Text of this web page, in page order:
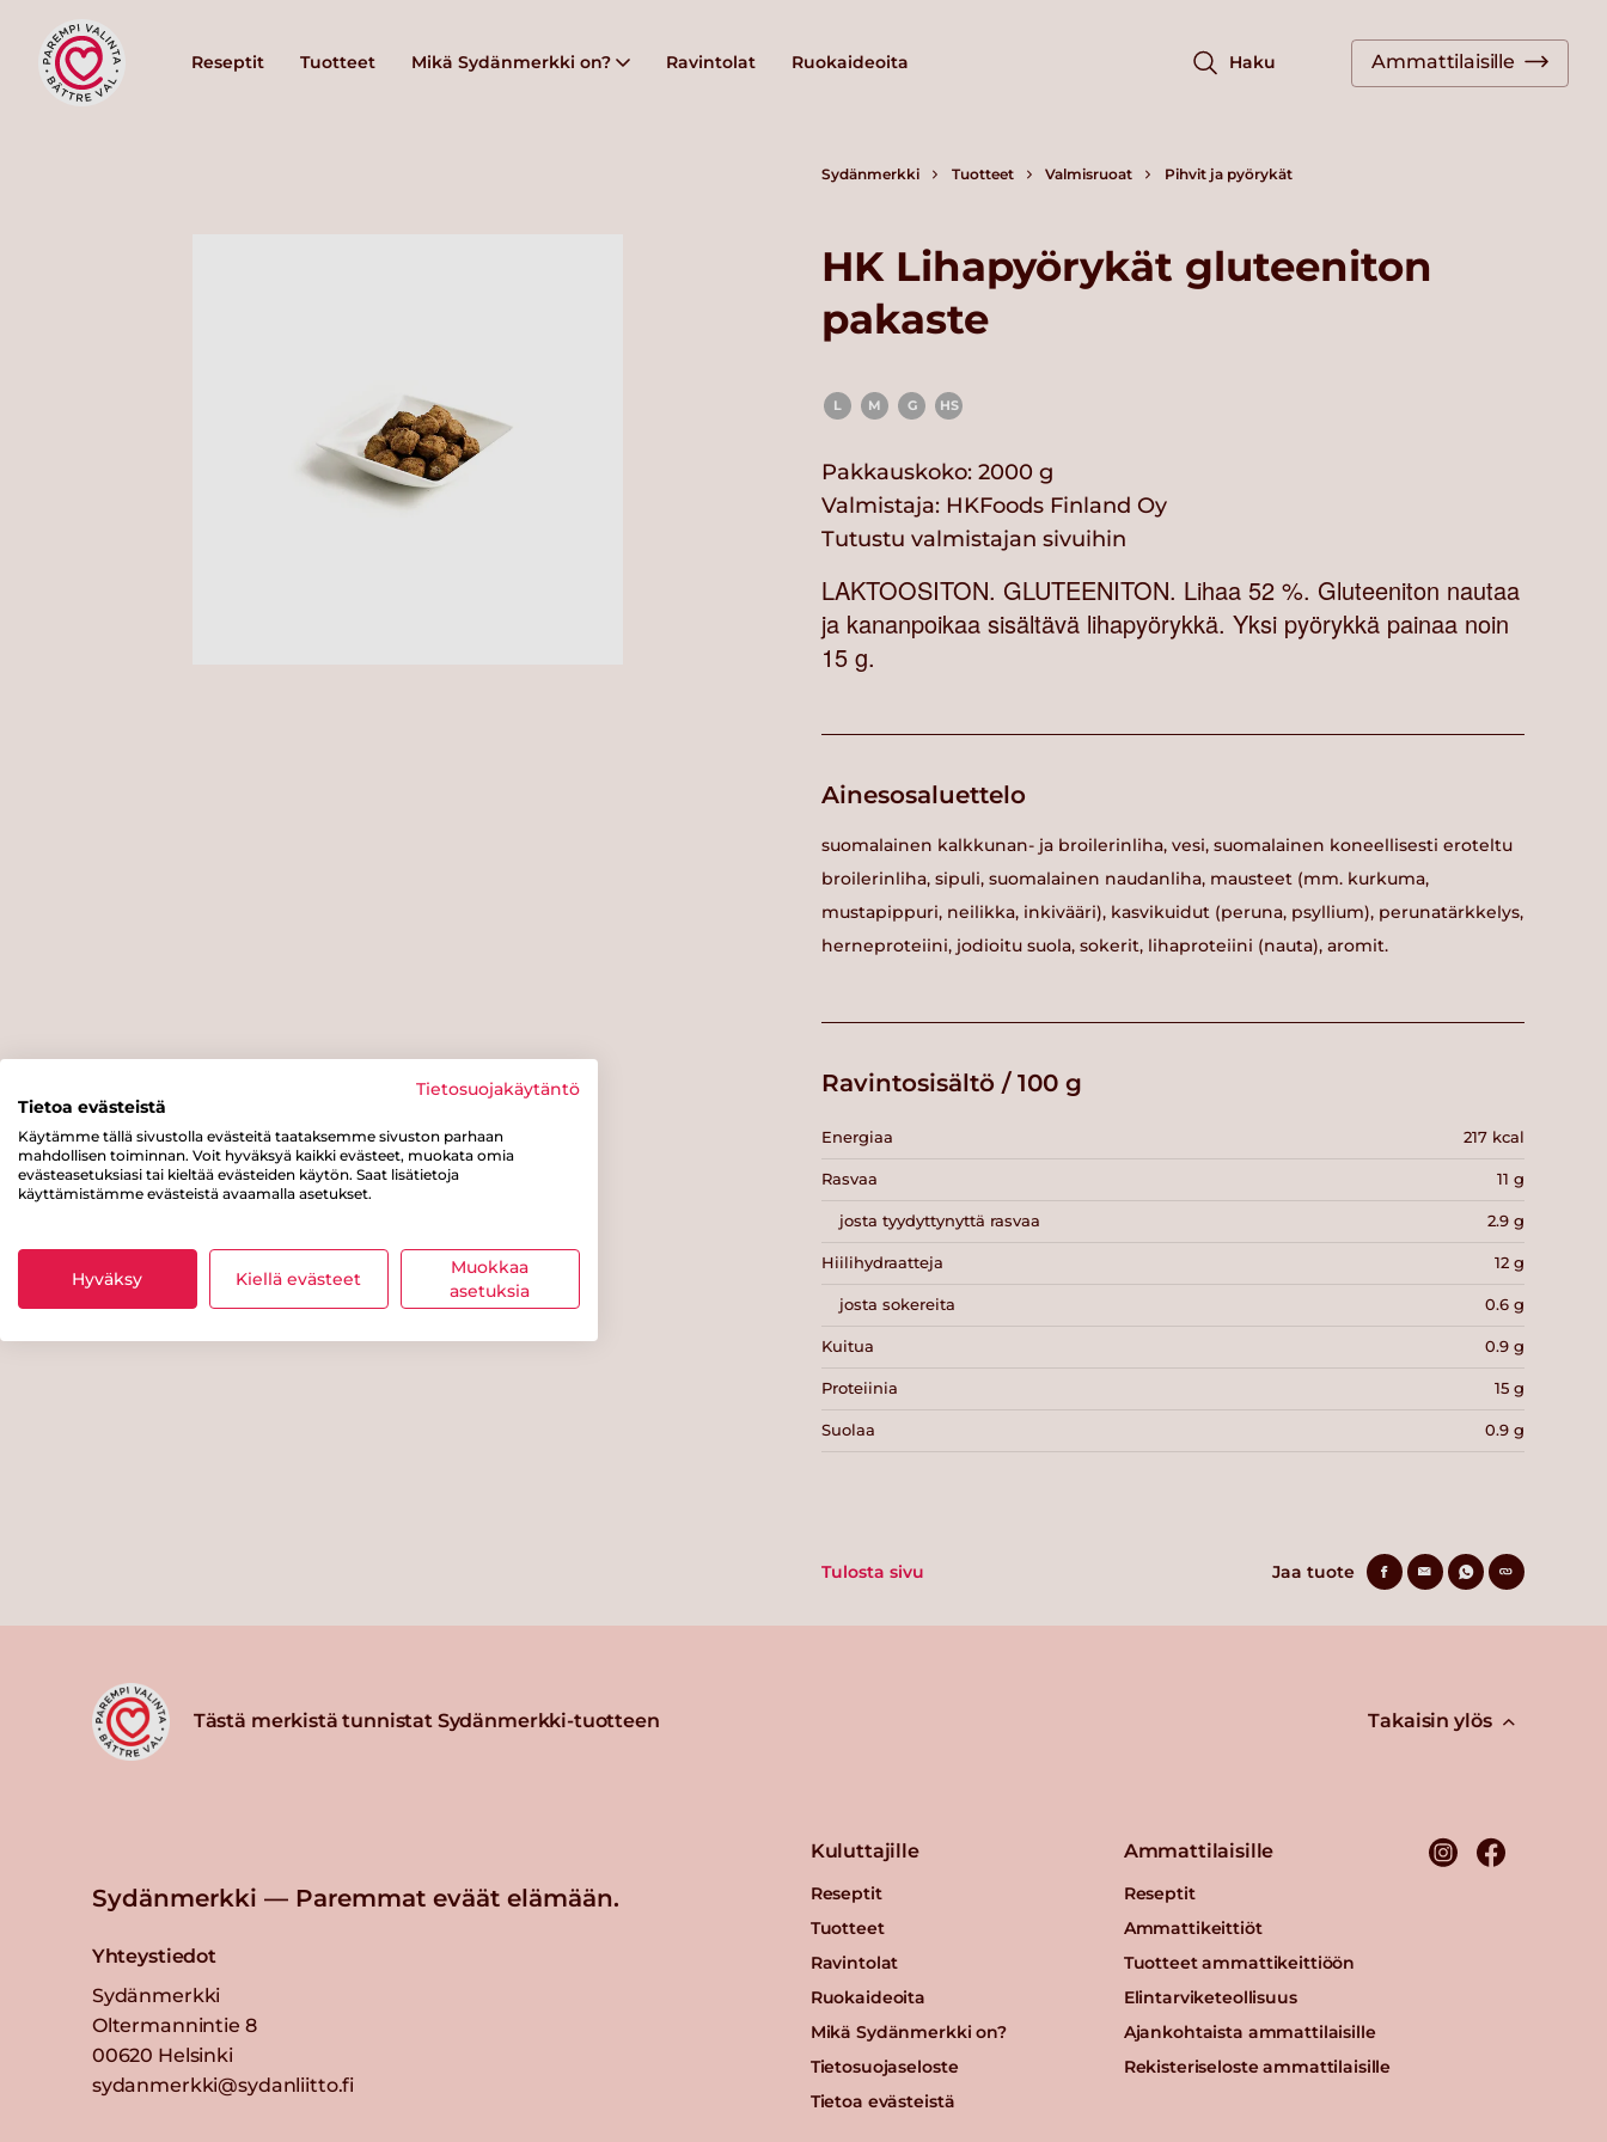
Reseptit Tuotteet Mikä Sydänmerkki on? Ravintolat Ruokaideoita Haku Ammattilaisille
Sydänmerkki Tuotteet Valmisruoat Pihvit ja pyörykät
HK Lihapyörykät gluteeniton
pakaste
L M G HS
Pakkauskoko: 2000 g
Valmistaja: HKFoods Finland Oy
Tutustu valmistajan sivuihin
LAKTOOSITON. GLUTEENITON. Lihaa 52 %. Gluteeniton nautaa
ja kananpoikaa sisältävä lihapyörykkä. Yksi pyörykkä painaa noin
15 g.
Ainesosaluettelo
suomalainen kalkkunan- ja broilerinliha, vesi, suomalainen koneellisesti eroteltu
broilerinliha, sipuli, suomalainen naudanliha, mausteet (mm. kurkuma,
mustapippuri, neilikka, inkivääri), kasvikuidut (peruna, psyllium), perunatärkkelys,
herneproteiini, jodioitu suola, sokerit, lihaproteiini (nauta), aromit.
Ravintosisältö / 100 g
Energiaa 217 kcal
Rasvaa 11 g
josta tyydyttynyttä rasvaa 2.9 g
Hiilihydraatteja 12 g
josta sokereita 0.6 g
Kuitua 0.9 g
Proteiinia 15 g
Suolaa 0.9 g
Tulosta sivu Jaa tuote
Tästä merkistä tunnistat Sydänmerkki-tuotteen Takaisin ylös
Sydänmerkki — Paremmat eväät elämään.
Yhteystiedot
Sydänmerkki
Oltermannintie 8
00620 Helsinki
sydanmerkki@sydanliitto.fi
Kuluttajille
Reseptit
Tuotteet
Ravintolat
Ruokaideoita
Mikä Sydänmerkki on?
Tietosuojaseloste
Tietoa evästeistä
Ammattilaisille
Reseptit
Ammattikeittiöt
Tuotteet ammattikeittiöön
Elintarviketeollisuus
Ajankohtaista ammattilaisille
Rekisteriseloste ammattilaisille
Tietosuojakäytäntö
Tietoa evästeistä
Käytämme tällä sivustolla evästeitä taataksemme sivuston parhaan
mahdollisen toiminnan. Voit hyväksyä kaikki evästeet, muokata omia
evästeasetuksiasi tai kieltää evästeiden käytön. Saat lisätietoja
käyttämistämme evästeistä avaamalla asetukset.
Hyväksy Kiellä evästeet
Muokkaa
asetuksia